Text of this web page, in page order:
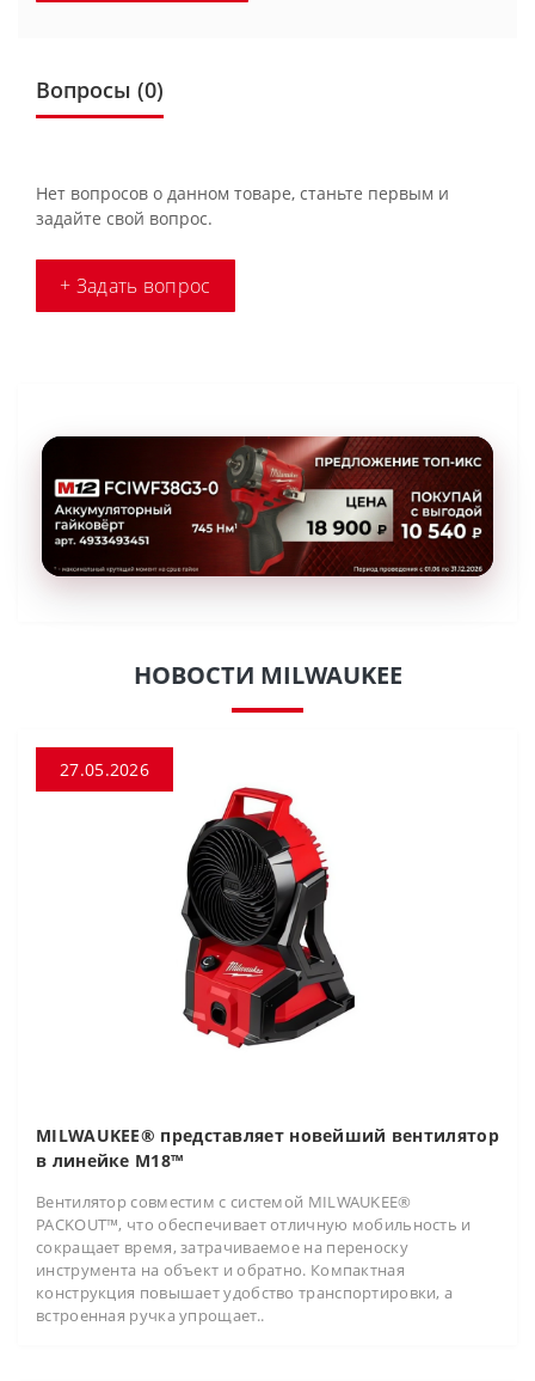
Вопросы (0)
Нет вопросов о данном товаре, станьте первым и
задайте свой вопрос.
+ Задать вопрос
НОВОСТИ MILWAUKEE
27.05.2026
MILWAUKEE® представляет новейший вентилятор
в линейке M18™
Вентилятор совместим с системой MILWAUKEE®
PACKOUT™, что обеспечивает отличную мобильность и
сокращает время, затрачиваемое на переноску
инструмента на объект и обратно. Компактная
конструкция повышает удобство транспортировки, а
встроенная ручка упрощает..